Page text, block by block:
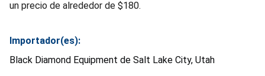
un precio de alrededor de $180.
Importador(es):
Black Diamond Equipment de Salt Lake City, Utah